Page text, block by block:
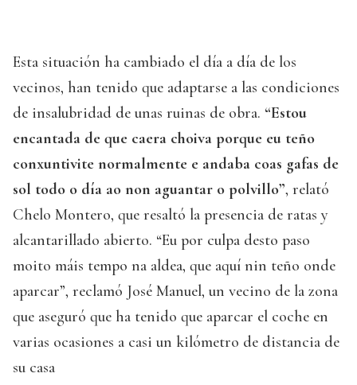
Esta situación ha cambiado el día a día de los
vecinos, han tenido que adaptarse a las condiciones
de insalubridad de unas ruinas de obra. “Estou
encantada de que caera choiva porque eu teño
conxuntivite normalmente e andaba coas gafas de
sol todo o día ao non aguantar o polvillo”, relató
Chelo Montero, que resaltó la presencia de ratas y
alcantarillado abierto. “Eu por culpa desto paso
moito máis tempo na aldea, que aquí nin teño onde
aparcar”, reclamó José Manuel, un vecino de la zona
que aseguró que ha tenido que aparcar el coche en
varias ocasiones a casi un kilómetro de distancia de
su casa